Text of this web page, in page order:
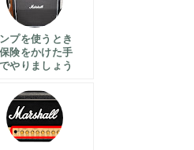
プを使うとき
険をかけた手
やりましょう